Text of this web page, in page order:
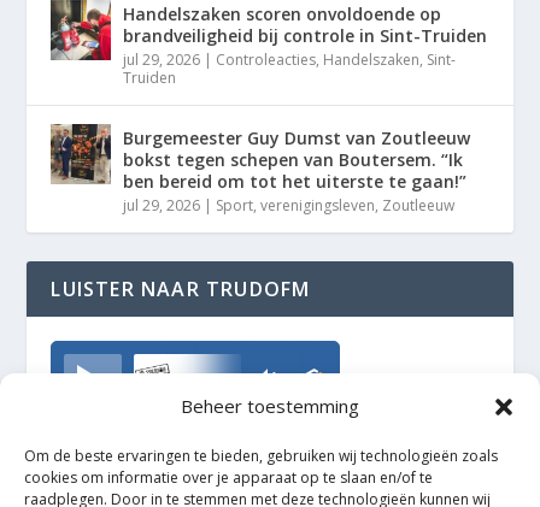
Beheer toestemming
Om de beste ervaringen te bieden, gebruiken wij technologieën zoals
cookies om informatie over je apparaat op te slaan en/of te
raadplegen. Door in te stemmen met deze technologieën kunnen wij
Handelszaken scoren onvoldoende op
brandveiligheid bij controle in Sint-Truiden
jul 29, 2026 | Controleacties, Handelszaken, Sint-
Truiden
Burgemeester Guy Dumst van Zoutleeuw
bokst tegen schepen van Boutersem. “Ik
ben bereid om tot het uiterste te gaan!”
jul 29, 2026 | Sport,verenigingsleven, Zoutleeuw
LUISTER NAAR TRUDOFM
TrudoFM